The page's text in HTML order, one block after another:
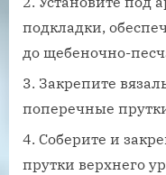
подкладки,
до щебеночно-
Закрепите
поперечные
Соберите и
прутки верхнего